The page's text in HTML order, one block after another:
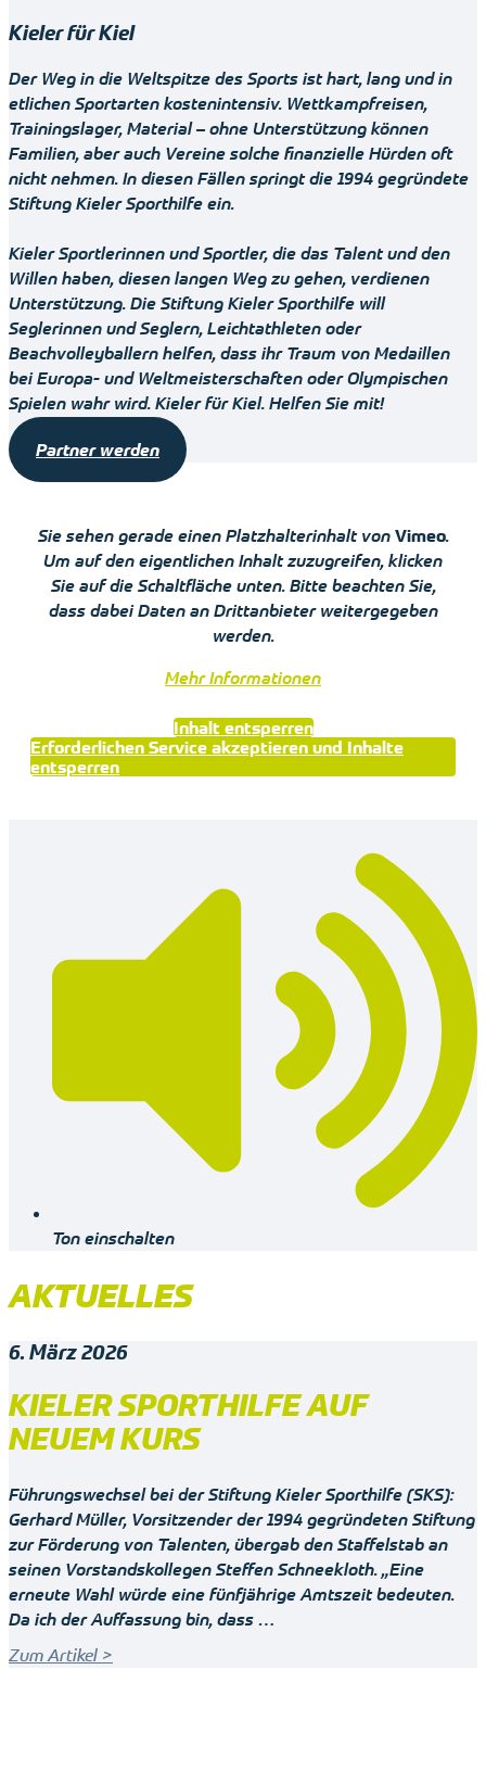
Kieler für Kiel
Der Weg in die Weltspitze des Sports ist hart, lang und in
etlichen Sportarten kostenintensiv. Wettkampfreisen,
Trainingslager, Material – ohne Unterstützung können
Familien, aber auch Vereine solche finanzielle Hürden oft
nicht nehmen. In diesen Fällen springt die 1994 gegründete
Stiftung Kieler Sporthilfe ein.
Kieler Sportlerinnen und Sportler, die das Talent und den
Willen haben, diesen langen Weg zu gehen, verdienen
Unterstützung. Die Stiftung Kieler Sporthilfe will
Seglerinnen und Seglern, Leichtathleten oder
Beachvolleyballern helfen, dass ihr Traum von Medaillen
bei Europa- und Weltmeisterschaften oder Olympischen
Spielen wahr wird. Kieler für Kiel. Helfen Sie mit!
Partner werden
Sie sehen gerade einen Platzhalterinhalt von Vimeo.
Um auf den eigentlichen Inhalt zuzugreifen, klicken
Sie auf die Schaltfläche unten. Bitte beachten Sie,
dass dabei Daten an Drittanbieter weitergegeben
werden.
Mehr Informationen
Inhalt entsperren
Erforderlichen Service akzeptieren und Inhalte
entsperren
Ton einschalten
AKTUELLES
6. März 2026
KIELER SPORTHILFE AUF
NEUEM KURS
Führungswechsel bei der Stiftung Kieler Sporthilfe (SKS):
Gerhard Müller, Vorsitzender der 1994 gegründeten Stiftung
zur Förderung von Talenten, übergab den Staffelstab an
seinen Vorstandskollegen Steffen Schneekloth. „Eine
erneute Wahl würde eine fünfjährige Amtszeit bedeuten.
Da ich der Auffassung bin, dass …
Zum Artikel >